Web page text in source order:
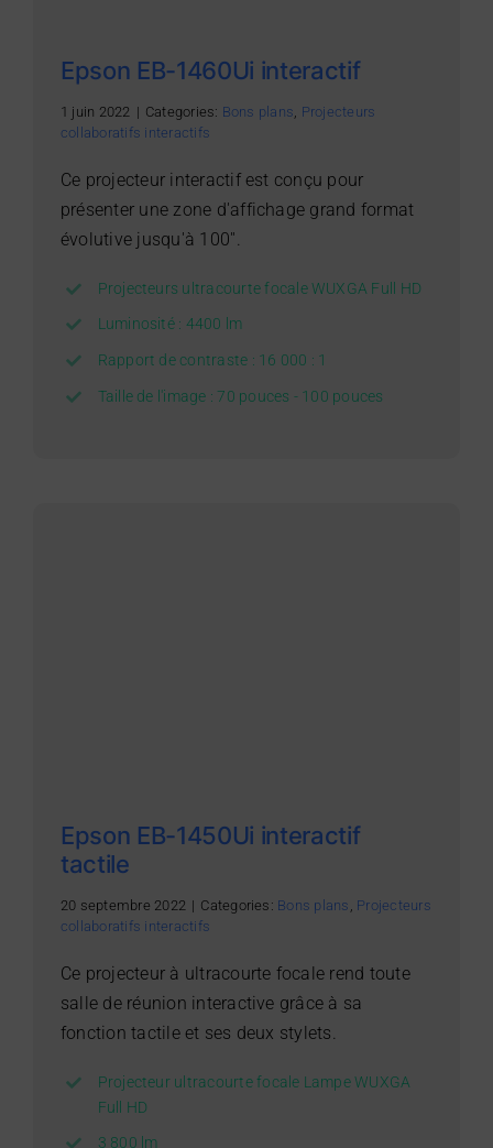
Epson EB-1460Ui interactif
1 juin 2022 | Categories: Bons plans Projecteurs
collaboratifs interactifs
Ce projecteur interactif est conçu pour
présenter une zone d'affichage grand format
évolutive jusqu'à 100''.
Projecteurs ultracourte focale WUXGA Full HD
Luminosité : 4400 lm
Rapport de contraste : 16 000 : 1
Taille de l'image : 70 pouces - 100 pouces
Epson EB-1450Ui interactif
tactile
20 septembre 2022 | Categories: Bons plans Projecteurs
collaboratifs interactifs
Ce projecteur à ultracourte focale rend toute
salle de réunion interactive grâce à sa
fonction tactile et ses deux stylets.
Projecteur ultracourte focale Lampe WUXGA
Full HD
3 800 lm